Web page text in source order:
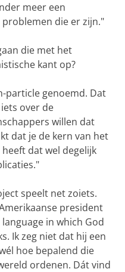
meer een
die er zijn."
die met het
kant op?
particle genoemd. Dat
over de
willen dat
dat je de kern van het
dat wel degelijk
speelt net zoiets.
president
in which God
Ik zeg niet dat hij een
hoe bepalend die
ordenen. Dát vind